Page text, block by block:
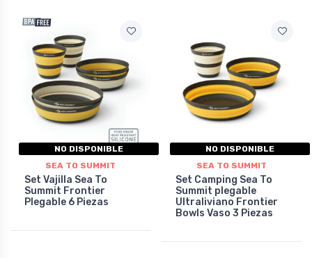
NO DISPONIBLE
SEA TO SUMMIT
Set Vajilla Sea To
Summit Frontier
Plegable 6 Piezas
NO DISPONIBLE
SEA TO SUMMIT
Set Camping Sea To
Summit plegable
Ultraliviano Frontier
Bowls Vaso 3 Piezas